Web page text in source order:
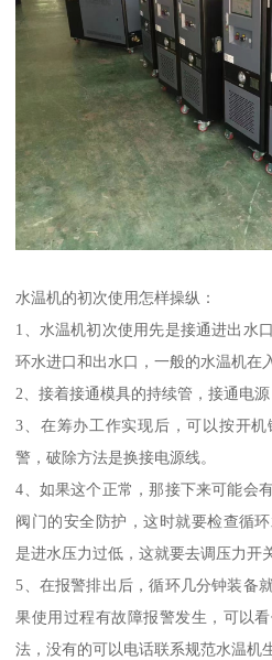
水温机的初次使用怎样操纵：
1、水温机初次使用先是接通进出水
环水进口和出水口，一般的水温机在
2、接着接通模具的持续管，接通电
3、在筹办工作实现后，可以按开
警，破除方法是换接电源线。
4、如果这个正常，那接下来可能会
阀门的安全防护，这时就要检查循
是进水压力过低，这就要去调压力开
5、在报警排出后，循环几分钟装备
果使用过程有故障报警发生，可以
法，没有的可以电话联系规范水温机